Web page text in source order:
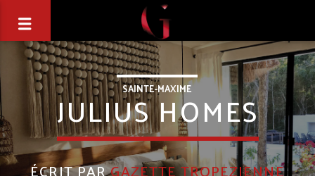
SAINTE-MAXIME
JULIUS HOMES
ÉCRIT PARGAZETTE TROPEZIENNE